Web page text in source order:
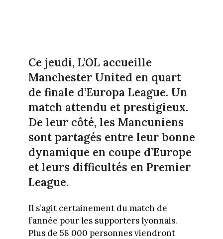
Ce jeudi, L’OL accueille
Manchester United en quart
de finale d’Europa League. Un
match attendu et prestigieux.
De leur côté, les Mancuniens
sont partagés entre leur bonne
dynamique en coupe d’Europe
et leurs difficultés en Premier
League.
Il s’agit certainement du match de
l’année pour les supporters lyonnais.
Plus de 58 000 personnes viendront